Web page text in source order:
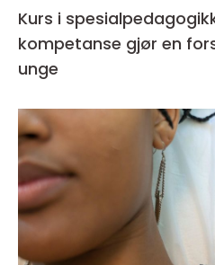
Kurs i spesialpedagogikk
kompetanse gjør en
unge